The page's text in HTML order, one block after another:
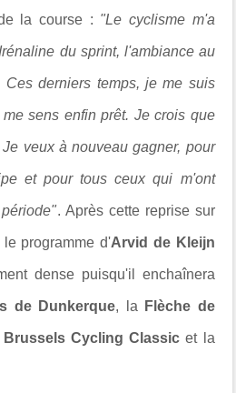
la course : "Le cyclisme m'a
du sprint, l'ambiance au
Ces derniers temps, je me suis
sens enfin prêt. Je crois que
veux à nouveau gagner, pour
et pour tous ceux qui m'ont
. Après cette reprise sur
le programme d'Arvid de Kleijn
dense puisqu'il enchaînera
de Dunkerque, la Flèche de
Brussels Cycling Classic et la